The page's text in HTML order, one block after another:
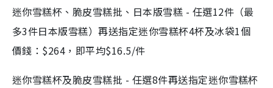
迷你雪糕杯、脆皮雪糕批、日本版雪糕 - 任選12件（最
多3件日本版雪糕）再送指定迷你雪糕杯4杯及冰袋1個
價錢：$264，即平均$16.5/件
迷你雪糕杯及脆皮雪糕批 - 任選8件再送指定迷你雪糕杯